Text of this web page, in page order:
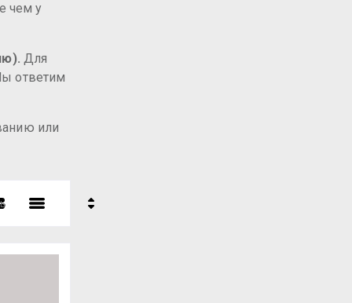
чем у
Для
ответим
или